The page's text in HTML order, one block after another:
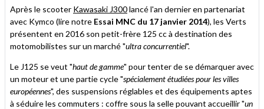
un
ami
Après le scooter Kawasaki J300lancé l'an dernier en partenariat
avec Kymco (lire notre Essai MNC du 17 janvier 2014), les Verts
présentent en 2016 son petit-frère 125 cc à destination des
motomobilistes sur un marché "ultra concurrentiel".
Le J125 se veut "haut de gamme" pour tenter de se démarquer avec
un moteur et une partie cycle "spécialement étudiées pour les villes
européennes", des suspensions réglables et des équipements aptes
à séduire les commuters : coffre sous la selle pouvant accueillir "un